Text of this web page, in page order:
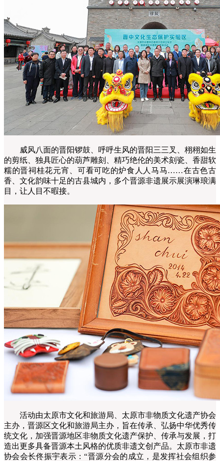
威风八面的晋阳锣鼓、呼呼生风的晋阳三三叉、栩栩如生
的剪纸、独具匠心的葫芦雕刻、精巧绝伦的美术刻瓷、香甜软
糯的晋祠桂花元宵、可看可吃的炉食人人马马……在古色古
香、文化韵味十足的古县城内，多个晋源非遗展示展演琳琅满
目，让人目不暇接。
活动由太原市文化和旅游局、太原市非物质文化遗产协会
主办，晋源区文化和旅游局主办，旨在传承、弘扬中华优秀传
统文化，加强晋源地区非物质文化遗产保护、传承与发展，打
造出更多具备晋源本土风格的优质非遗文创产品。太原市非遗
协会会长佟振宇表示：“晋源分会的成立，是发挥社会组织参